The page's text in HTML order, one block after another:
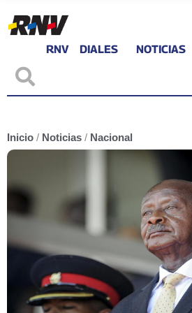
RNV DIALES NOTICIAS
Inicio / Noticias / Nacional